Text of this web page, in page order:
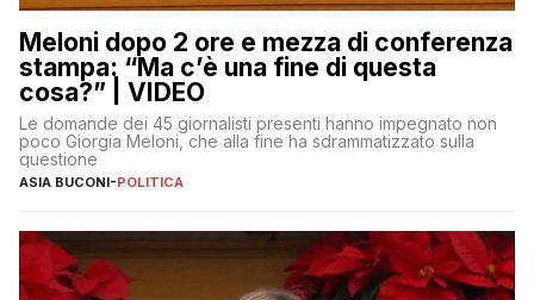
Meloni dopo 2 ore e mezza di conferenza
stampa: “Ma c’è una fine di questa
cosa?” | VIDEO
Le domande dei 45 giornalisti presenti hanno impegnato non
poco Giorgia Meloni, che alla fine ha sdrammatizzato sulla
questione
ASIA BUCONI-POLITICA